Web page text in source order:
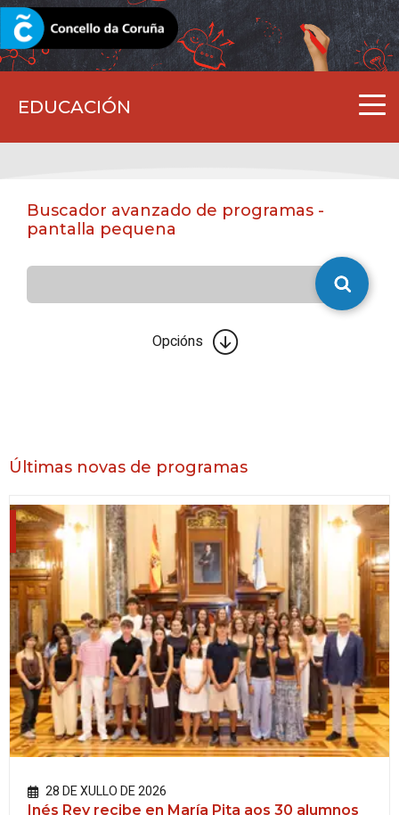
EDUCACIÓN
CORUNA.GAL
Buscador avanzado de programas -
pantalla pequena
Opcións
Últimas novas de programas
28 DE XULLO DE 2026
Inés Rey recibe en María Pita aos 30 alumnos